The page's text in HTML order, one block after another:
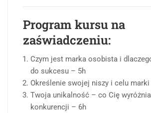
Program kursu na
zaświadczeniu:
Czym jest marka osobista i
do sukcesu – 5h
Określenie swojej niszy i celu
Twoja unikalność – co Cię
konkurencji – 6h